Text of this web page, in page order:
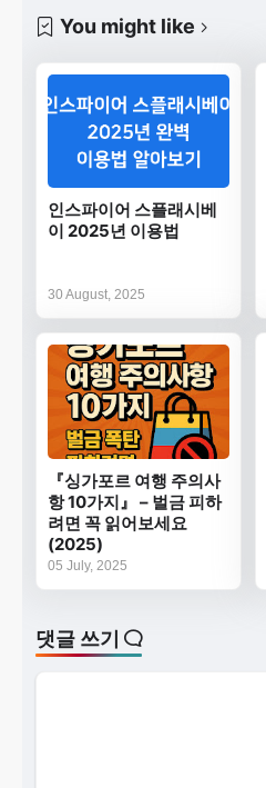
You might like
인스파이어 스플래시베
이 2025년 이용법
30 August, 2025
『싱가포르 여행 주의사
항 10가지』 – 벌금 피하
려면 꼭 읽어보세요
(2025)
05 July, 2025
댓글 쓰기